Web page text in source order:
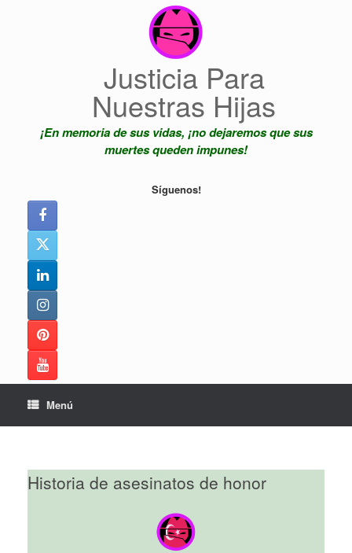
Justicia Para
Nuestras Hijas
¡En memoria de sus vidas, ¡no dejaremos que sus
muertes queden impunes!
Síguenos!
Menú
Historia de asesinatos de honor